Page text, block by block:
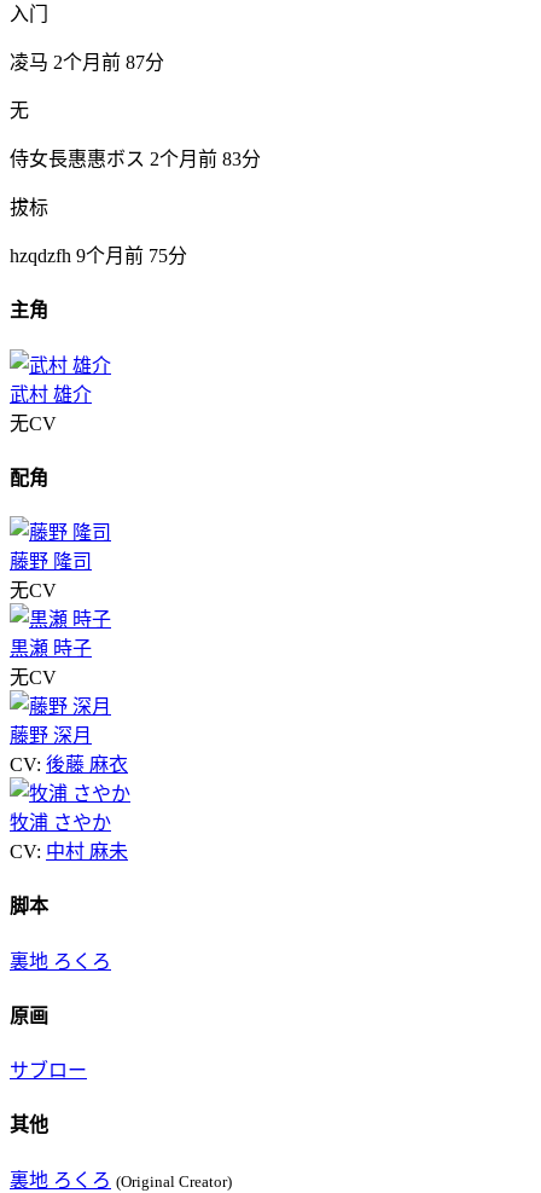
入门
凌马 2个月前 87分
无
侍女長惠惠ボス 2个月前 83分
拔标
hzqdzfh 9个月前 75分
主角
武村 雄介
无CV
配角
藤野 隆司
无CV
黒瀬 時子
无CV
藤野 深月
CV: 後藤 麻衣
牧浦 さやか
CV: 中村 麻未
脚本
裏地 ろくろ
原画
サブロー
其他
裏地 ろくろ (Original Creator)